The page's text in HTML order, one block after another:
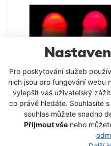
Pro poskytování služeb
nich jsou pro fungování webu
vylepšit váš uživatelský
co právě hledáte. Souhlasíte
souhlas můžete snadno
Přijmout vše nebo
zelená) super jasné
rychloupínací systém
proti stříkající vodě
modrá 2048206 1
2048208 1 žlutá